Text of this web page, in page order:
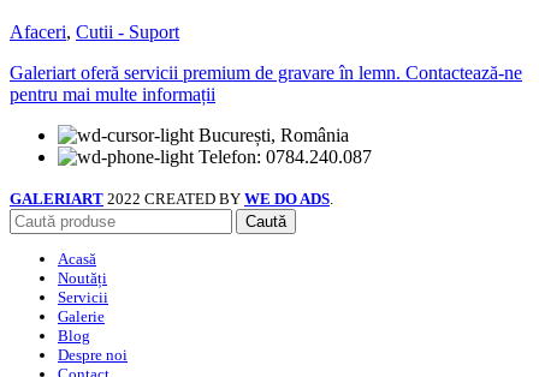
Afaceri, Cutii - Suport
Galeriart oferă servicii premium de gravare în lemn. Contactează-ne
pentru mai multe informații
București, România
Telefon: 0784.240.087
GALERIART 2022 CREATED BY WE DO ADS
Caută
Acasă
Noutăți
Servicii
Galerie
Blog
Despre noi